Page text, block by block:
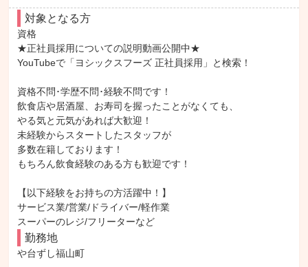
対象となる方
資格
★正社員採用についての説明動画公開中★
YouTubeで「ヨシックスフーズ 正社員採用」と検索！
資格不問･学歴不問･経験不問です！
飲食店や居酒屋、お寿司を握ったことがなくても、
やる気と元気があれば大歓迎！
未経験からスタートしたスタッフが
多数在籍しております！
もちろん飲食経験のある方も歓迎です！
【以下経験をお持ちの方活躍中！】
サービス業/営業/ドライバー/軽作業
スーパーのレジ/フリーターなど
勤務地
や台ずし福山町